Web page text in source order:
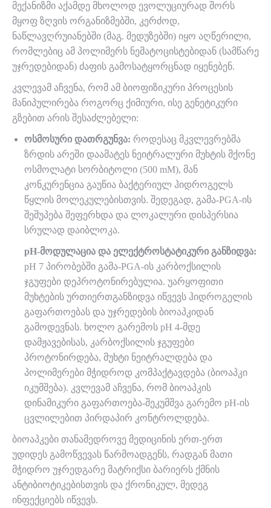
მექანიზმი აქამდე მხოლოდ ევოლუციურად შორს
მყოფ ზღვის ორგანიზმებში, კერძოდ,
ნაწლავღრუიანებში (მაგ. მედუზებში) იყო აღწერილი,
რომლებიც ამ პოლიმერს ნემატოცისტებიდან (სამწარე
უჯრედებიდან) ძაფის გამოსატყორცნად იყენებენ.
კვლევამ აჩვენა, რომ ამ ბიოფიზიკური პროცესის
მანიპულირება როგორც ქიმიური, ისე გენეტიკური
გზებით არის შესაძლებელი:
ოსმოსური დათრგუნვა: როდესაც მკვლევრებმა
ზრდის არეში დაამატეს ნეიტრალური მუხტის მქონე
ოსმოლატი სორბიტოლი (500 mM), მან
კონკურენცია გაუწია ბაქტერიულ ჰიდროგელს
წყლის მოლეკულებისთვის. შედეგად, გამა-PGA-ის
შეშუპება შეფერხდა და ლოკალური დისპერსია
სრულად დაიბლოკა.
pH-მოდულაცია და ელექტროსტატიკური განზიდვა:
pH 7 პირობებში გამა-PGA-ის კარბოქსილის
ჯგუფები დეპროტონირებულია. უარყოფითი
მუხტების ურთიერთგანზიდვა იწვევს ჰიდროგელის
გაფართოებას და უჯრედების ბიოაპკიდან
გამოდევნას. ხოლო გარემოს pH 4-მდე
დამჟავებისას, კარბოქსილის ჯგუფები
პროტონირდება, მუხტი ნეიტრალდება და
პოლიმერები მჭიდროდ კომპაქტავდება (ბიოაპკი
იკუმშება). კვლევამ აჩვენა, რომ ბიოაპკის
დინამიკური გაფართოება-შეკუმშვა გარემო pH-ის
ცვლილებით პირდაპირ კონტროლდება.
ბიოაპკები თანამედროვე მედიცინის ერთ-ერთ
უდიდეს გამოწვევას წარმოადგენს, რადგან მათი
მჭიდრო უჯრედგარე მატრიქსი ბარიერს ქმნის
ანტიბიოტიკებისთვის და ქრონიკულ, მედეგ
ინფექციებს იწვევს.